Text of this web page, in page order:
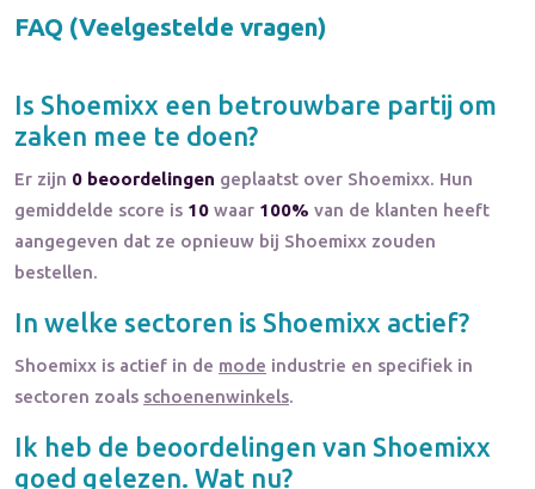
FAQ (Veelgestelde vragen)
Is Shoemixx een betrouwbare partij om
zaken mee te doen?
Er zijn 0 beoordelingen geplaatst over Shoemixx. Hun
gemiddelde score is 10 waar 100% van de klanten heeft
aangegeven dat ze opnieuw bij Shoemixx zouden
bestellen.
In welke sectoren is Shoemixx actief?
Shoemixx is actief in de mode industrie en specifiek in
sectoren zoals schoenenwinkels.
Ik heb de beoordelingen van Shoemixx
goed gelezen. Wat nu?